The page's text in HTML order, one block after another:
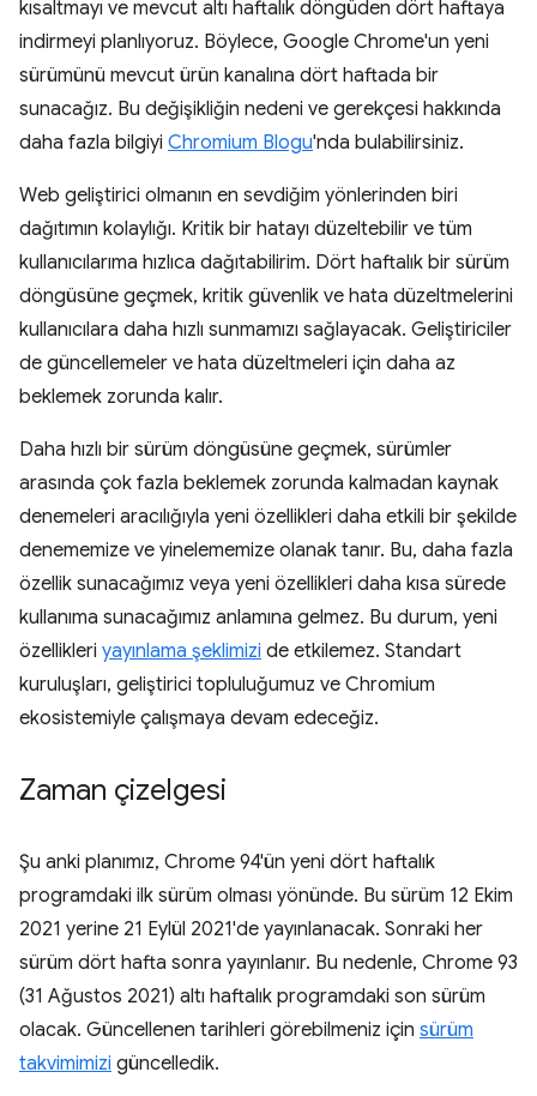
kısaltmayı ve mevcut altı haftalık döngüden dört haftaya
indirmeyi planlıyoruz. Böylece, Google Chrome'un yeni
sürümünü mevcut ürün kanalına dört haftada bir
sunacağız. Bu değişikliğin nedeni ve gerekçesi hakkında
daha fazla bilgiyi Chromium Blogu'nda bulabilirsiniz.
Web geliştirici olmanın en sevdiğim yönlerinden biri
dağıtımın kolaylığı. Kritik bir hatayı düzeltebilir ve tüm
kullanıcılarıma hızlıca dağıtabilirim. Dört haftalık bir sürüm
döngüsüne geçmek, kritik güvenlik ve hata düzeltmelerini
kullanıcılara daha hızlı sunmamızı sağlayacak. Geliştiriciler
de güncellemeler ve hata düzeltmeleri için daha az
beklemek zorunda kalır.
Daha hızlı bir sürüm döngüsüne geçmek, sürümler
arasında çok fazla beklemek zorunda kalmadan kaynak
denemeleri aracılığıyla yeni özellikleri daha etkili bir şekilde
denememize ve yinelememize olanak tanır. Bu, daha fazla
özellik sunacağımız veya yeni özellikleri daha kısa sürede
kullanıma sunacağımız anlamına gelmez. Bu durum, yeni
özellikleri yayınlama şeklimizi de etkilemez. Standart
kuruluşları, geliştirici topluluğumuz ve Chromium
ekosistemiyle çalışmaya devam edeceğiz.
Zaman çizelgesi
Şu anki planımız, Chrome 94'ün yeni dört haftalık
programdaki ilk sürüm olması yönünde. Bu sürüm 12 Ekim
2021 yerine 21 Eylül 2021'de yayınlanacak. Sonraki her
sürüm dört hafta sonra yayınlanır. Bu nedenle, Chrome 93
(31 Ağustos 2021) altı haftalık programdaki son sürüm
olacak. Güncellenen tarihleri görebilmeniz için sürüm
takvimimizi güncelledik.